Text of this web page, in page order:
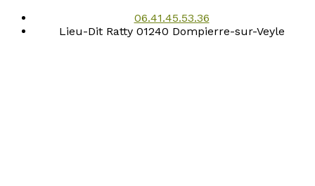
06.41.45.53.36
Lieu-Dit Ratty 01240 Dompierre-sur-Veyle